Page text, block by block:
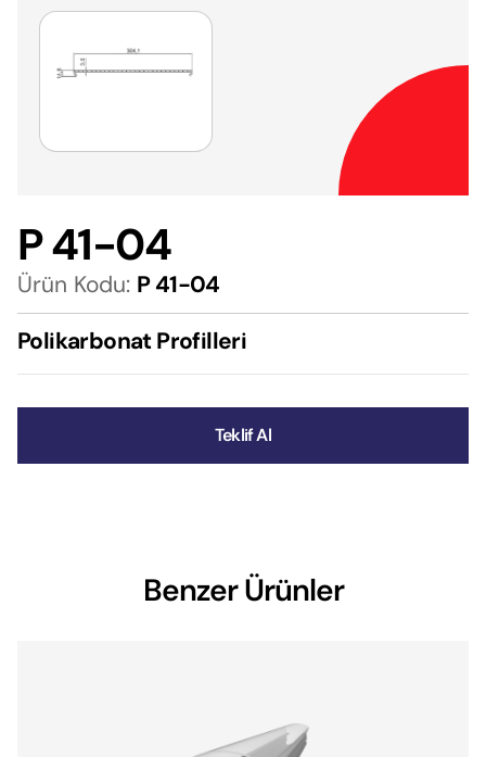
P 41-04
Ürün Kodu: P 41-04
Polikarbonat Profilleri
Teklif Al
Benzer Ürünler